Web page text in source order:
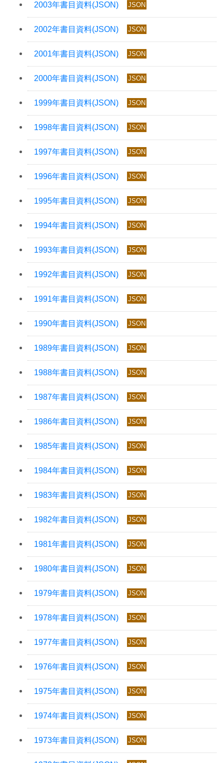
JSON
JSON
JSON
JSON
JSON
JSON
JSON
JSON
JSON
JSON
JSON
JSON
JSON
JSON
JSON
JSON
JSON
JSON
JSON
JSON
JSON
JSON
JSON
JSON
JSON
JSON
JSON
JSON
JSON
JSON
JSON